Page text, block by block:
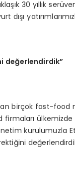
30 yıllık
dışı
değerlendirdik”
birçok fast-food
firmaları
kurulumuzla